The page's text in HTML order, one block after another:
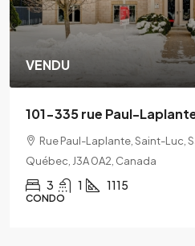
VENDU
101-335 rue Paul-
Rue Paul-Laplante, Saint-Luc,
Québec, J3A 0A2, Canada
3 1 1115
CONDO